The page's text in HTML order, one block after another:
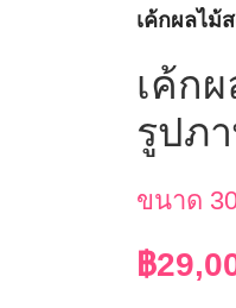
เค้กผลไม้
เค้ก
รูปภ
ขนาด
฿